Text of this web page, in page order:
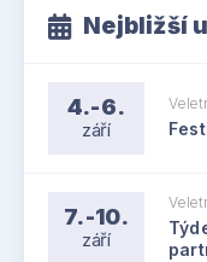
Nejbližší
4.-6.
září
7.-10.
září